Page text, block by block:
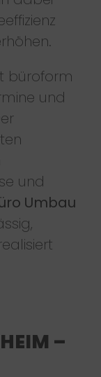
büroform
und
und
Umbau
–